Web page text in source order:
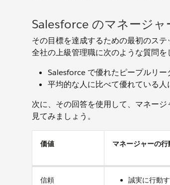
Salesforce のマネージャ
その目標を達成するための最初のス
全社の上級管理職に次のような質問を
Salesforce で優れたピープルリ
平均的な人に比べて優れている
次に、その回答を使用して、マネー
見てみましょう。
価値 マネージャーの行
信頼
誠実に行動